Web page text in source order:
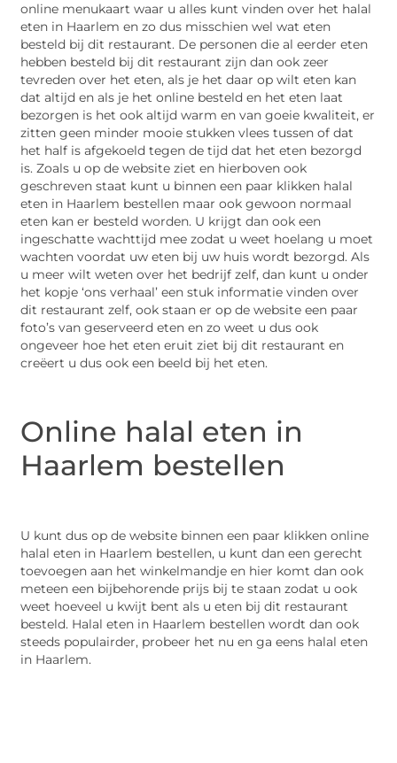
online menukaart waar u alles kunt vinden over het halal
eten in Haarlem en zo dus misschien wel wat eten
besteld bij dit restaurant. De personen die al eerder eten
hebben besteld bij dit restaurant zijn dan ook zeer
tevreden over het eten, als je het daar op wilt eten kan
dat altijd en als je het online besteld en het eten laat
bezorgen is het ook altijd warm en van goeie kwaliteit, er
zitten geen minder mooie stukken vlees tussen of dat
het half is afgekoeld tegen de tijd dat het eten bezorgd
is. Zoals u op de website ziet en hierboven ook
geschreven staat kunt u binnen een paar klikken halal
eten in Haarlem bestellen maar ook gewoon normaal
eten kan er besteld worden. U krijgt dan ook een
ingeschatte wachttijd mee zodat u weet hoelang u moet
wachten voordat uw eten bij uw huis wordt bezorgd. Als
u meer wilt weten over het bedrijf zelf, dan kunt u onder
het kopje ‘ons verhaal’ een stuk informatie vinden over
dit restaurant zelf, ook staan er op de website een paar
foto’s van geserveerd eten en zo weet u dus ook
ongeveer hoe het eten eruit ziet bij dit restaurant en
creëert u dus ook een beeld bij het eten.
Online halal eten in
Haarlem bestellen
U kunt dus op de website binnen een paar klikken online
halal eten in Haarlem bestellen, u kunt dan een gerecht
toevoegen aan het winkelmandje en hier komt dan ook
meteen een bijbehorende prijs bij te staan zodat u ook
weet hoeveel u kwijt bent als u eten bij dit restaurant
besteld. Halal eten in Haarlem bestellen wordt dan ook
steeds populairder, probeer het nu en ga eens halal eten
in Haarlem.